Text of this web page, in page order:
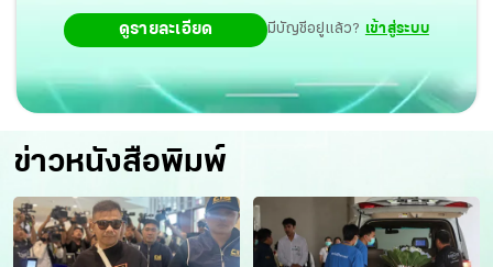
ดูรายละเอียด มีบัญชีอยู่แล้ว? เข้าสู่ระบบ
ข่าวหนังสือพิมพ์